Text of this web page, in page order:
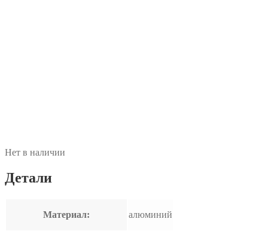
Нет в наличии
Детали
Материал: алюминий